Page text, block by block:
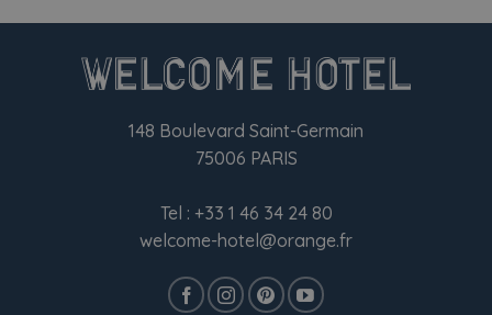
148 Boulevard Saint-Germain
75006 PARIS
Tel : +33 1 46 34 24 80
welcome-hotel@orange.fr